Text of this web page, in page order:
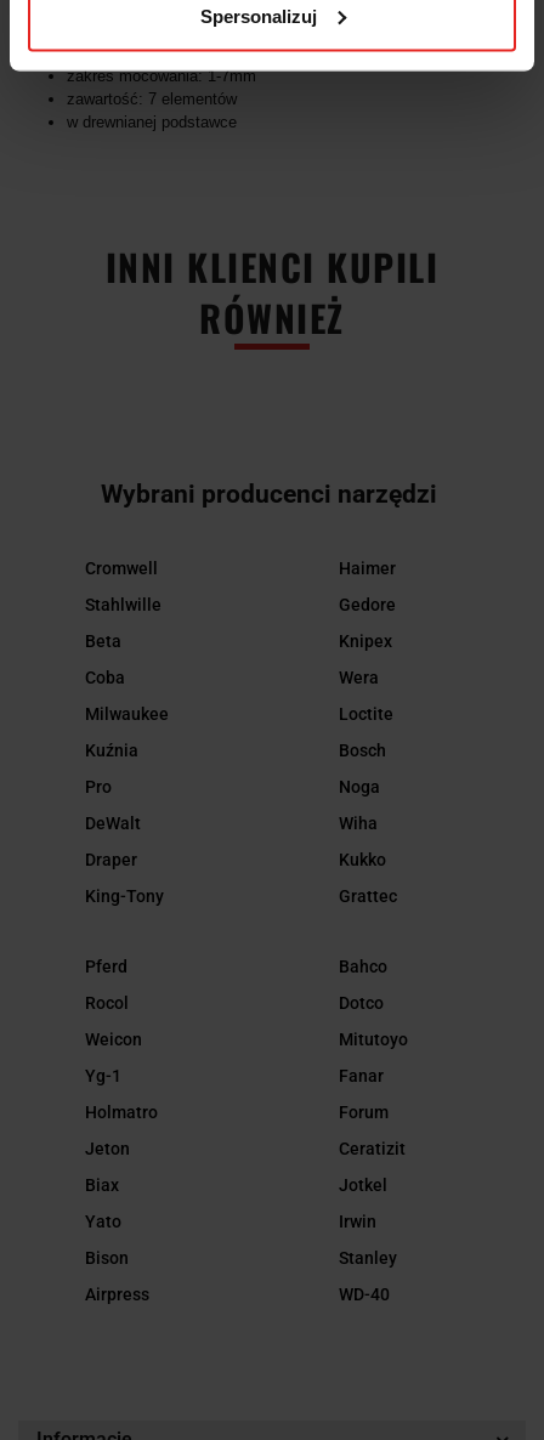
Spersonalizuj
typ tulei zaciskowej: ER11
zakres mocowania: 1-7mm
zawartość: 7 elementów
w drewnianej podstawce
INNI KLIENCI KUPILI
RÓWNIEŻ
Wybrani producenci narzędzi
Cromwell
Stahlwille
Beta
Coba
Milwaukee
Kuźnia
Pro
DeWalt
Draper
King-Tony
Haimer
Gedore
Knipex
Wera
Loctite
Bosch
Noga
Wiha
Kukko
Grattec
Pferd
Rocol
Weicon
Yg-1
Holmatro
Jeton
Biax
Yato
Bison
Airpress
Bahco
Dotco
Mitutoyo
Fanar
Forum
Ceratizit
Jotkel
Irwin
Stanley
WD-40